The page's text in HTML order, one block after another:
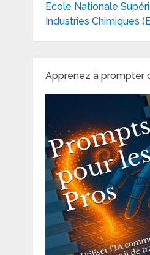
Ecole Nationale
Industries Chimiques
Apprenez à prompter